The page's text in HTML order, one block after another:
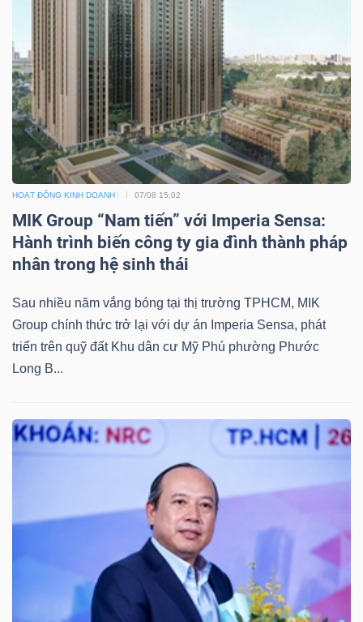
HOẠT ĐỘNG KINH DOANH 07/08 15:02
MIK Group “Nam tiến” với Imperia Sensa:
Hành trình biến công ty gia đình thành pháp
nhân trong hệ sinh thái
Sau nhiều năm vắng bóng tại thị trường TPHCM, MIK
Group chính thức trở lại với dự án Imperia Sensa, phát
triển trên quỹ đất Khu dân cư Mỹ Phú phường Phước
Long B...
YẾU
TIÊU
DÙNG
THIẾT
YẾU
CHĂM
SÓC
KHỎE
TÀI